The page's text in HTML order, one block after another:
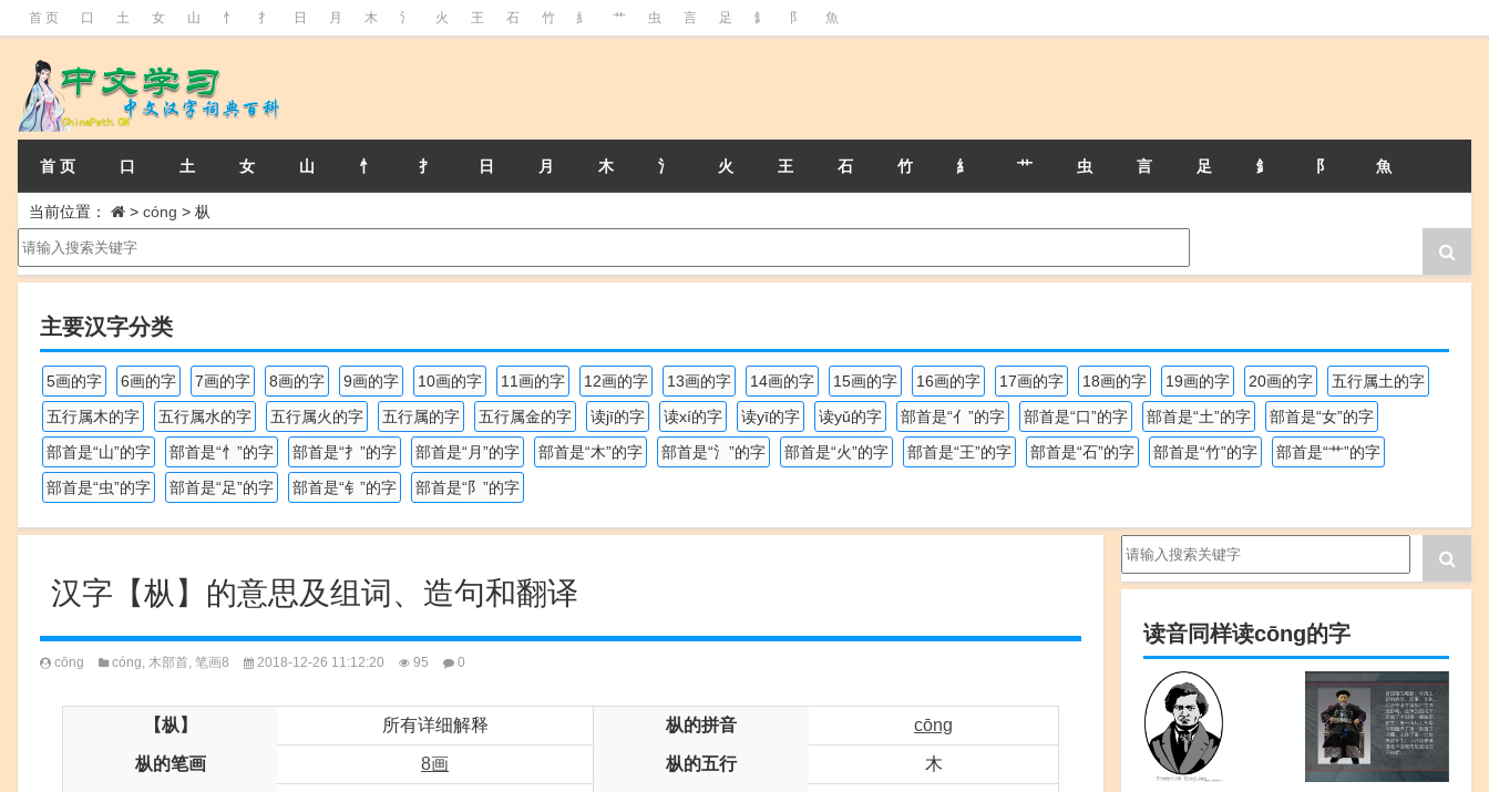
首 页 口 土 女 山 忄 扌 日 月 木 氵 火 王 石 竹 糹 艹 虫 言 足 釒 阝 魚
首 页 口 土 女 山 忄 扌 日 月 木 氵 火 王 石 竹 糹 艹 虫 言 足 釒 阝 魚
当前位置： > cóng > 枞
主要汉字分类
5画的字 6画的字 7画的字 8画的字 9画的字 10画的字 11画的字 12画的字 13画的字 14画的字 15画的字 16画的字 17画的字 18画的字 19画的字 20画的字
五行属土的字
五行属木的字
五行属水的字 五行属火的字 五行属的字 五行属金的字 读jī的字 读xí的字 读yī的字 读yǔ的字 部首是“亻”的字 部首是“口”的字 部首是“土”的字
部首是“女”的字
部首是“山”的字
部首是“忄”的字 部首是“扌”的字 部首是“月”的字 部首是“木”的字 部首是“氵”的字 部首是“火”的字 部首是“王”的字 部首是“石”的字 部首是“竹”的字
部首是“艹”的字
部首是“虫”的字
部首是“足”的字 部首是“钅”的字 部首是“阝”的字
汉字【枞】的意思及组词、造句和翻译
cōng cóng, 木部首, 笔画8 2018-12-26 11:12:20 95 0
【枞】 所有详细解释 枞的拼音 cōng
枞的笔画 8画 枞的五行 木
读音同样读cōng的字